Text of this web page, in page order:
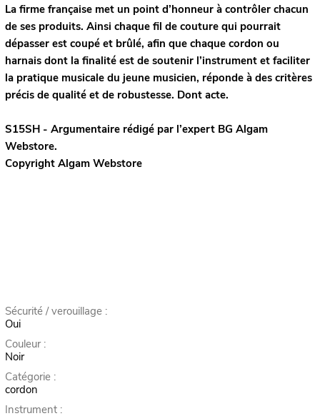
La firme française met un point d’honneur à contrôler chacun
de ses produits. Ainsi chaque fil de couture qui pourrait
dépasser est coupé et brûlé, afin que chaque cordon ou
harnais dont la finalité est de soutenir l’instrument et faciliter
la pratique musicale du jeune musicien, réponde à des critères
précis de qualité et de robustesse. Dont acte.
S15SH - Argumentaire rédigé par l’expert BG Algam
Webstore.
Copyright Algam Webstore
Sécurité / verouillage :
Oui
Couleur :
Noir
Catégorie :
cordon
Instrument :